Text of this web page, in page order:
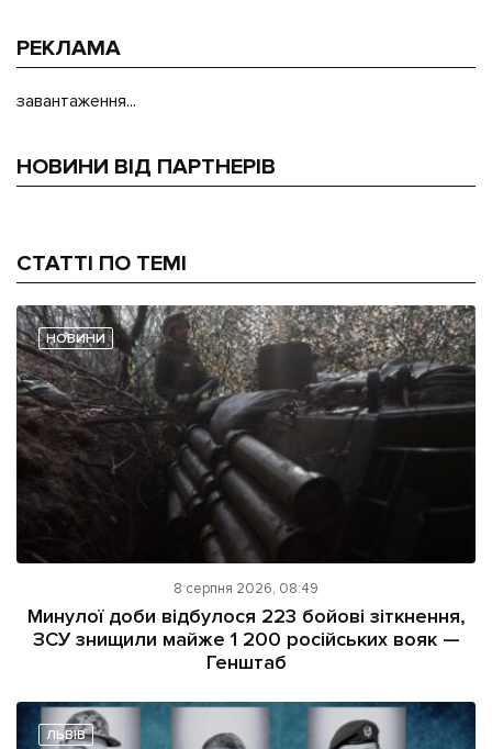
РЕКЛАМА
завантаження...
НОВИНИ ВІД ПАРТНЕРІВ
СТАТТІ ПО ТЕМІ
НОВИНИ
8 серпня 2026, 08:49
Минулої доби відбулося 223 бойові зіткнення,
ЗСУ знищили майже 1 200 російських вояк —
Генштаб
ЛЬВІВ